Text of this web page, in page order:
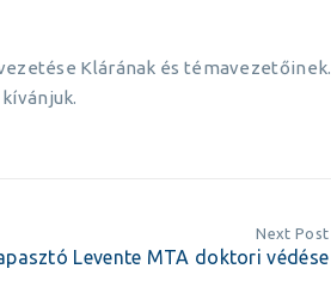
Klárának és témavezetőinek.
Next Post
Levente MTA doktori védése